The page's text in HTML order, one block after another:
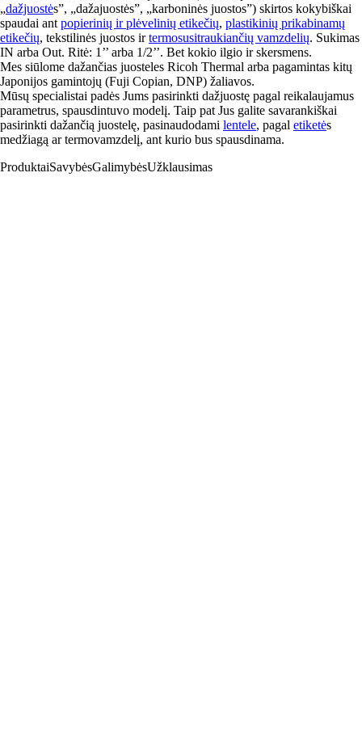
„dažjuostės”, „dažajuostės”, „karboninės juostos”) skirtos kokybiškai
spaudai ant popierinių ir plėvelinių etikečių, plastikinių prikabinamų
etikečių, tekstilinės juostos irtermosusitraukiančių vamzdelių. Sukimas
IN arba Out. Ritė: 1’’ arba 1/2’’. Bet kokio ilgio ir skersmens.
Mes siūlome dažančias juosteles Ricoh Thermal arba pagamintas kitų
Japonijos gamintojų (Fuji Copian, DNP) žaliavos.
Mūsų specialistai padės Jums pasirinkti dažjuostę pagal reikalaujamus
parametrus, spausdintuvo modelį. Taip pat Jus galite savarankiškai
pasirinkti dažančią juostelę, pasinaudodami lentele, pagal etiketės
medžiagą ar termovamzdelį, ant kurio bus spausdinama.
ProduktaiSavybėsGalimybėsUžklausimas